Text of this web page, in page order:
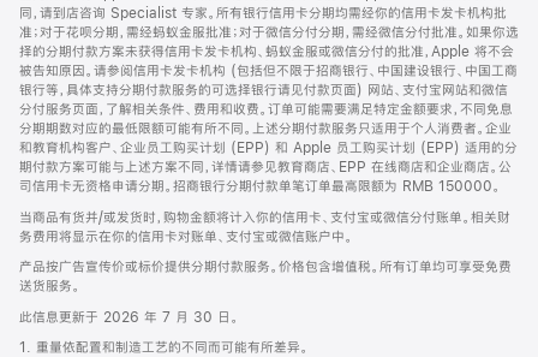
同，请到店咨询 Specialist 专家。所有银行信用卡分期均需经你的信用卡发卡机构批
准；对于花呗分期，需经蚂蚁金服批准；对于微信分付分期，需经微信分付批准。如果你选
择的分期付款方案未获得信用卡发卡机构、蚂蚁金服或微信分付的批准，Apple 将不会
被告知原因。请参阅信用卡发卡机构 (包括但不限于招商银行、中国建设银行、中国工商
银行等，具体支持分期付款服务的可选择银行请见付款页面) 网站、支付宝网站和微信
分付服务页面，了解相关条件、费用和收费。订单可能需要满足特定金额要求，不同免息
分期期数对应的最低限额可能有所不同。上述分期付款服务只适用于个人消费者。企业
和教育机构客户、企业员工购买计划 (EPP) 和 Apple 员工购买计划 (EPP) 适用的分
期付款方案可能与上述方案不同，详情请参见教育商店、EPP 在线商店和企业商店。公
司信用卡无资格申请分期。招商银行分期付款单笔订单最高限额为 RMB 150000。
当商品有货并/或发货时，购物金额将计入你的信用卡、支付宝或微信分付账单。相关财
务费用将显示在你的信用卡对账单、支付宝或微信账户中。
产品按广告宣传价或标价提供分期付款服务。价格包含增值税。所有订单均可享受免费
送货服务。
此信息更新于 2026 年 7 月 30 日。
1. 重量依配置和制造工艺的不同而可能有所差异。